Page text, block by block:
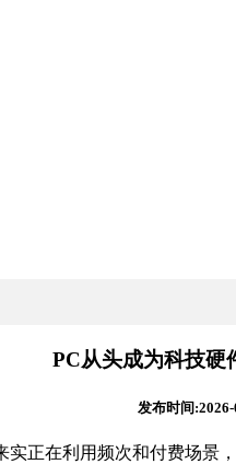
PC从头成为科技硬
发布时间
在利用频次和付费场景